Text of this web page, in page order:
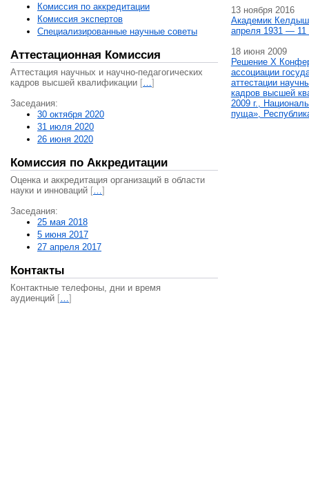
Комиссия по аккредитации
Комиссия экспертов
Специализированные научные советы
Аттестационная Комиссия
Аттестация научных и научно-педагогических
кадров высшей квалификации […]
Заседания:
30 октября 2020
31 июля 2020
26 июня 2020
Комиссия по Аккредитации
Оценка и аккредитация организаций в области
науки и инноваций […]
Заседания:
25 мая 2018
5 июня 2017
27 апреля 2017
Контакты
Контактные телефоны, дни и время
аудиенций […]
13 ноября 2016
Академик
апреля 1931 — 11
18 июня 2009
Решение X
ассоциации
аттестации
кадров высшей
2009 г.,
пуща»,